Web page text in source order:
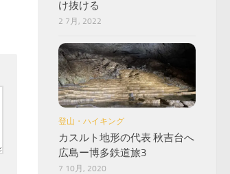
け抜ける
2 7月, 2022
登山・ハイキング
カスルト地形の代表 秋吉台へ
広島ー博多鉄道旅3
7 10月, 2020